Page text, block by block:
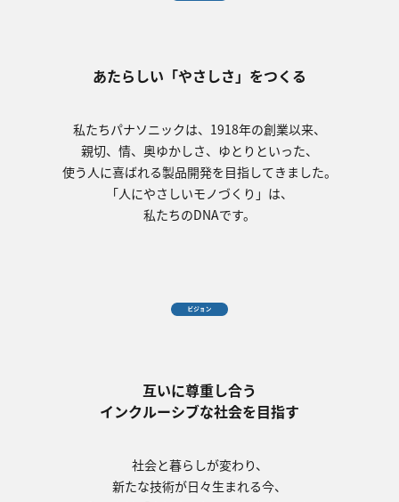
あたらしい「やさしさ」をつくる
私たちパナソニックは、1918年の創業以来、
親切、情、奥ゆかしさ、ゆとりといった、
使う人に喜ばれる製品開発を目指してきました。
「人にやさしいモノづくり」は、
私たちのDNAです。
互いに尊重し合う
インクルーシブな社会を目指す
社会と暮らしが変わり、
新たな技術が日々生まれる今、